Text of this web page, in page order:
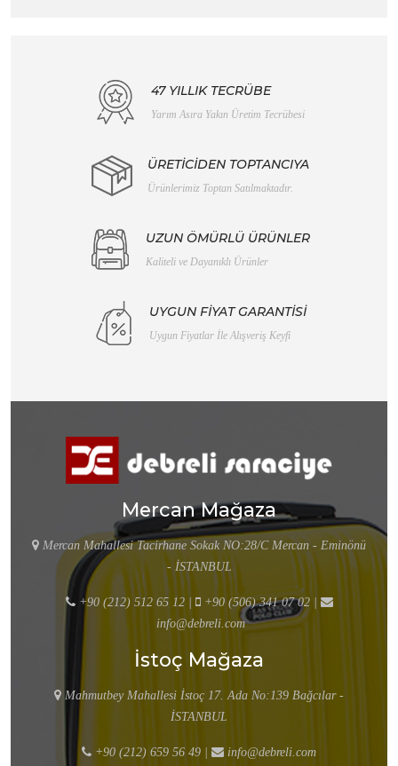
47 YILLIK TECRÜBE
Yarım Asıra Yakın Üretim Tecrübesi
ÜRETİCİDEN TOPTANCIYA
Ürünlerimiz Toptan Satılmaktadır.
UZUN ÖMÜRLÜ ÜRÜNLER
Kaliteli ve Dayanıklı Ürünler
UYGUN FİYAT GARANTİSİ
Uygun Fiyatlar İle Alışveriş Keyfi
Mercan Mağaza
Mercan Mahallesi Tacirhane Sokak NO:28/C Mercan - Eminönü
- İSTANBUL
+90 (212) 512 65 12 +90 (506) 341 07 02
info@debreli.com
İstoç Mağaza
Mahmutbey Mahallesi İstoç 17. Ada No:139 Bağcılar -
İSTANBUL
+90 (212) 659 56 49 info@debreli.com